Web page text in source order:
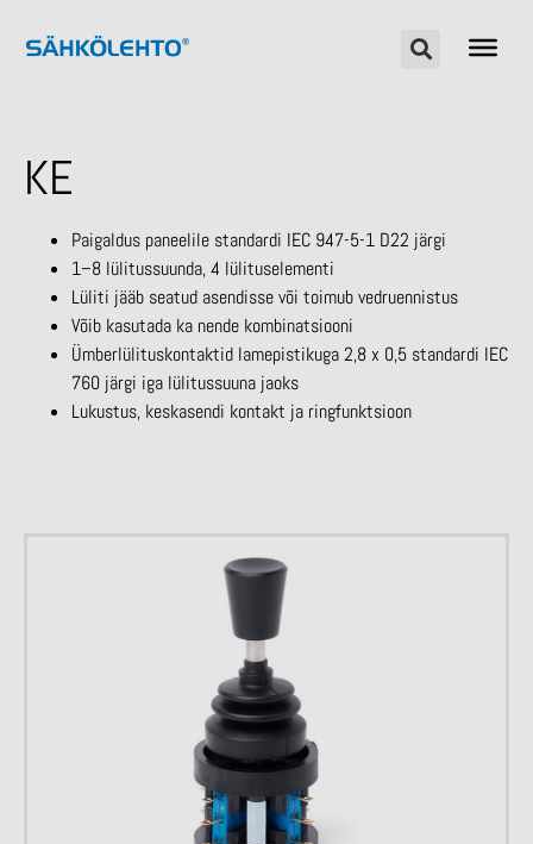
KE
Paigaldus paneelile standardi IEC 947-5-1 D22 järgi
1–8 lülitussuunda, 4 lülituselementi
Lüliti jääb seatud asendisse või toimub vedruennistus
Võib kasutada ka nende kombinatsiooni
Ümberlülituskontaktid lamepistikuga 2,8 x 0,5 standardi IEC
760 järgi iga lülitussuuna jaoks
Lukustus, keskasendi kontakt ja ringfunktsioon